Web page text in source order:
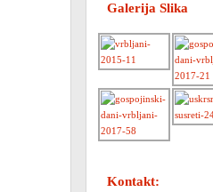
Galerija Slika
Kontakt: